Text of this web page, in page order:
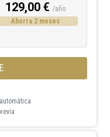
129,00 € /año
Ahorra 2 meses